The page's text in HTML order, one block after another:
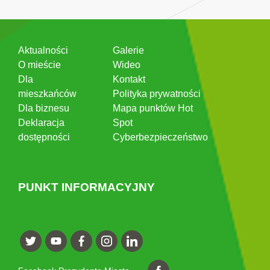
Aktualności
O mieście
Dla
mieszkańców
Dla biznesu
Deklaracja
dostępności
Galerie
Wideo
Kontakt
Polityka prywatności
Mapa punktów Hot
Spot
Cyberbezpieczeństwo
PUNKT INFORMACYJNY